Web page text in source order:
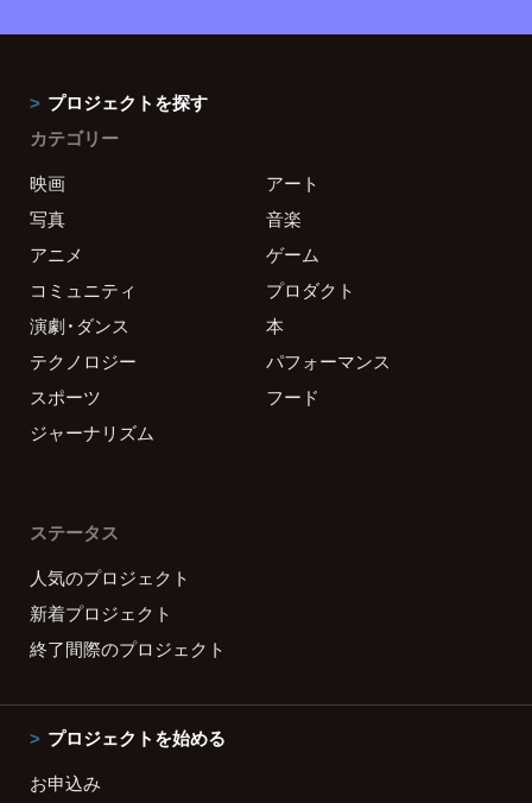
プロジェクトを探す
カテゴリー
映画
アート
写真
音楽
アニメ
ゲーム
コミュニティ
プロダクト
演劇・ダンス
本
テクノロジー
パフォーマンス
スポーツ
フード
ジャーナリズム
ステータス
人気のプロジェクト
新着プロジェクト
終了間際のプロジェクト
プロジェクトを始める
お申込み